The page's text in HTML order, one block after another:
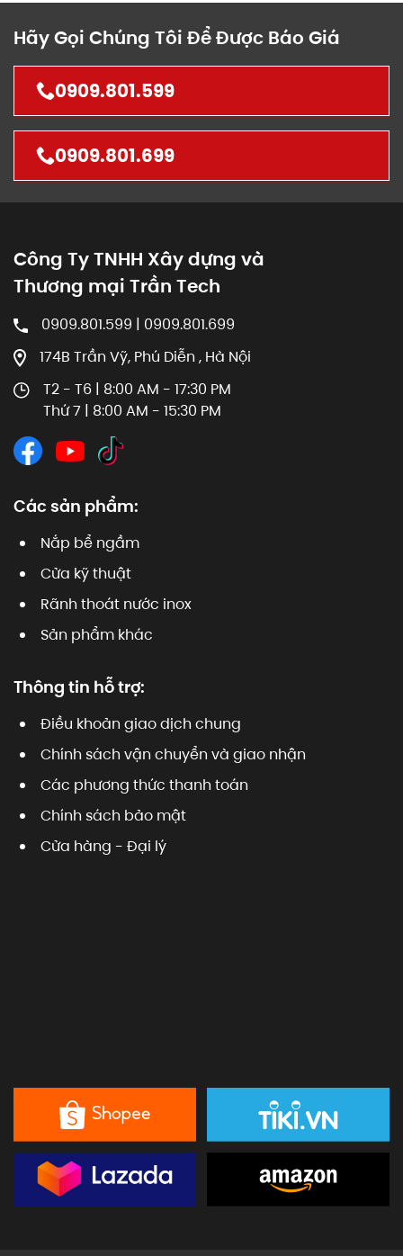
Hãy Gọi Chúng Tôi Để Được Báo Giá
0909.801.599
0909.801.699
Công Ty TNHH Xây dựng và
Thương mại Trần Tech
0909.801.599 | 0909.801.699
174B Trần Vỹ, Phú Diễn , Hà Nội
T2 - T6 | 8:00 AM - 17:30 PM
Thứ 7 | 8:00 AM - 15:30 PM
Các sản phẩm:
Nắp bể ngầm
Cửa kỹ thuật
Rãnh thoát nước inox
Sản phẩm khác
Thông tin hỗ trợ:
Điều khoản giao dịch chung
Chính sách vận chuyển và giao nhận
Các phương thức thanh toán
Chính sách bảo mật
Cửa hàng - Đại lý